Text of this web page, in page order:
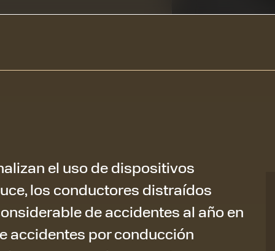
el uso de dispositivos
los conductores distraídos
de accidentes al año en
accidentes por conducción